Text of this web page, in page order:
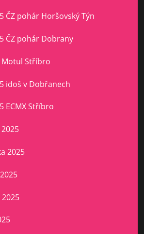
ČZ pohár Horšovský Týn
ČZ pohár Dobrany
Motul Stříbro
idoš v Dobřanech
ECMX Stříbro
2025